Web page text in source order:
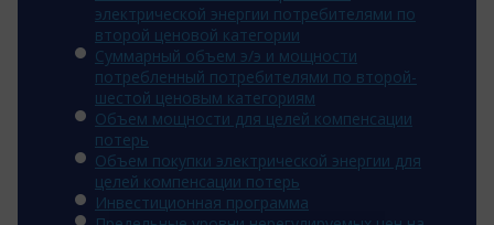
электрической энергии потребителями по
второй ценовой категории
Суммарный объем э/э и мощности
потребленный потребителями по второй-
шестой ценовым категориям
Объем мощности для целей компенсации
потерь
Объем покупки электрической энергии для
целей компенсации потерь
Инвестиционная программа